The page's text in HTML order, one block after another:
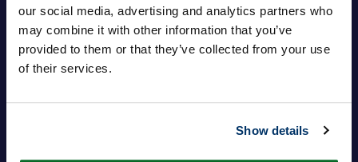
our social media, advertising and analytics partners who
may combine it with other information that you’ve
provided to them or that they’ve collected from your use
of their services.
Show details
Salasana